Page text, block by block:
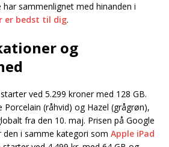
sammenlignet med hinanden i
er bedst til dig.
og
ved 5.299 kroner med 128 GB.
(råhvid) og Hazel (grågrøn),
fra den 10. maj. Prisen på Google
den i samme kategori som Apple iPad